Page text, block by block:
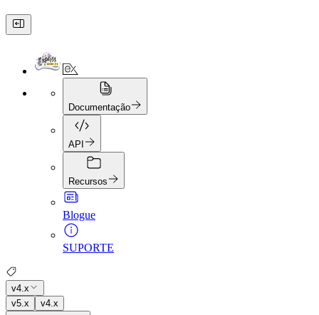
Documentação
API
Recursos
Blogue
SUPORTE
v4.x
v5.x
v4.x